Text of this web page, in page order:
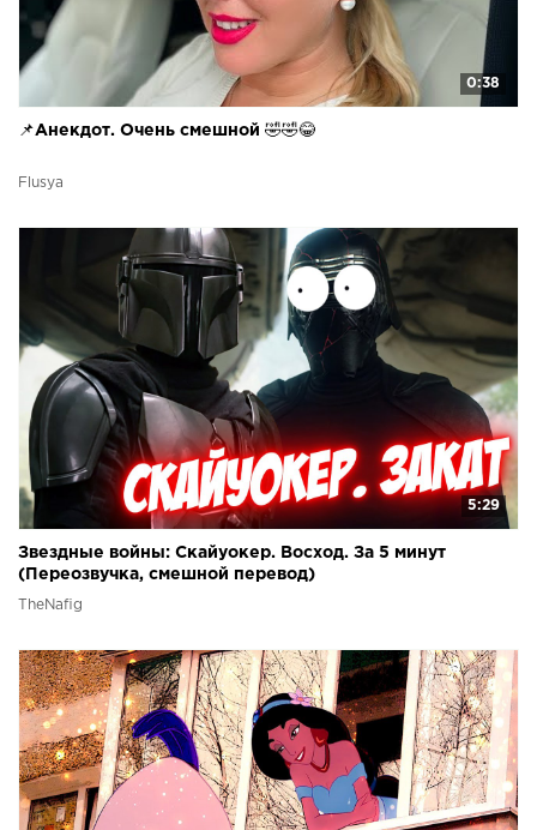
0:38
📌Анекдот. Очень смешной 🤣🤣😂
Flusya
5:29
Звездные войны: Скайуокер. Восход. За 5 минут
(Переозвучка, смешной перевод)
TheNafig